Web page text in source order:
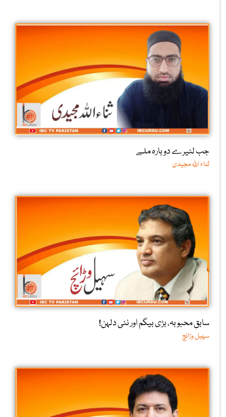
جب لٹیرے دوبارہ ملے
ثناء اللّٰہ مجیدی
سابق محبوبہ، بڑی بیگم اور نئی دلہن!
سہیل وڑائچ